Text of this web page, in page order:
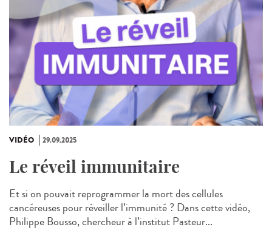
VIDÉO 29.09.2025
Le réveil immunitaire
Et si on pouvait reprogrammer la mort des cellules
cancéreuses pour réveiller l’immunité ? Dans cette vidéo,
Philippe Bousso, chercheur à l’institut Pasteur...